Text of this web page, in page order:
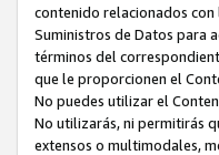
contenido relacionados
Suministros de Datos para
términos del
que le proporcionen el
No puedes utilizar el
No utilizarás, ni permitirás
extensos o multimodales,